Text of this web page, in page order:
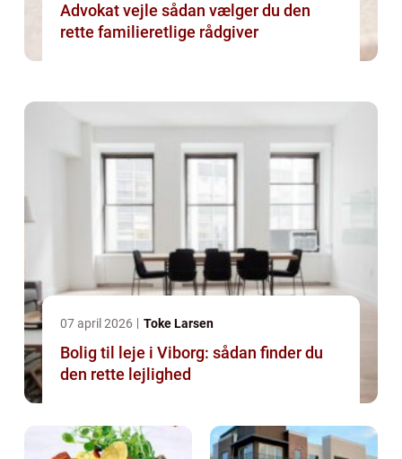
Advokat vejle sådan vælger du den
rette familieretlige rådgiver
07 april 2026 Toke Larsen
Bolig til leje i Viborg: sådan finder du
den rette lejlighed